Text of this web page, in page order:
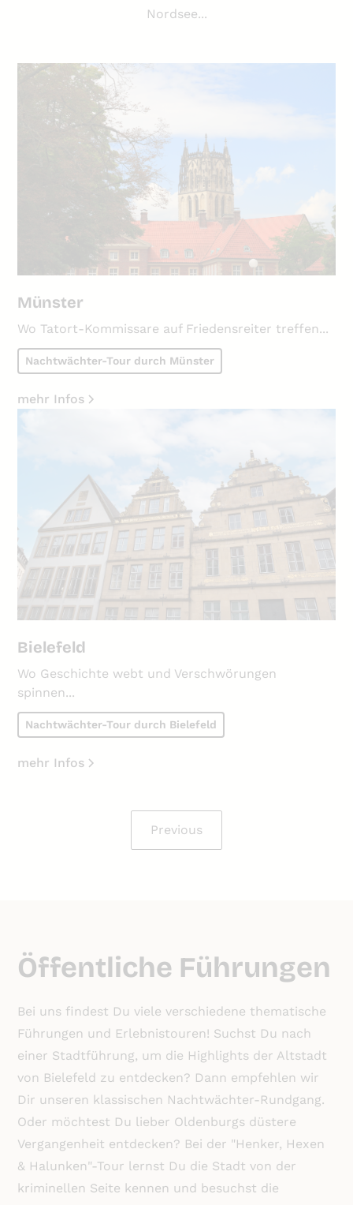
Nordsee...
Münster
Wo Tatort-Kommissare auf Friedensreiter treffen...
Nachtwächter-Tour durch Münster
mehr Infos
Bielefeld
Wo Geschichte webt und Verschwörungen
spinnen...
Nachtwächter-Tour durch Bielefeld
mehr Infos
Previous
Öffentliche Führungen
Bei uns findest Du viele verschiedene thematische
Führungen und Erlebnistouren! Suchst Du nach
einer Stadtführung, um die Highlights der Altstadt
von Bielefeld zu entdecken? Dann empfehlen wir
Dir unseren klassischen Nachtwächter-Rundgang.
Oder möchtest Du lieber Oldenburgs düstere
Vergangenheit entdecken? Bei der "Henker, Hexen
& Halunken"-Tour lernst Du die Stadt von der
kriminellen Seite kennen und besuchst die